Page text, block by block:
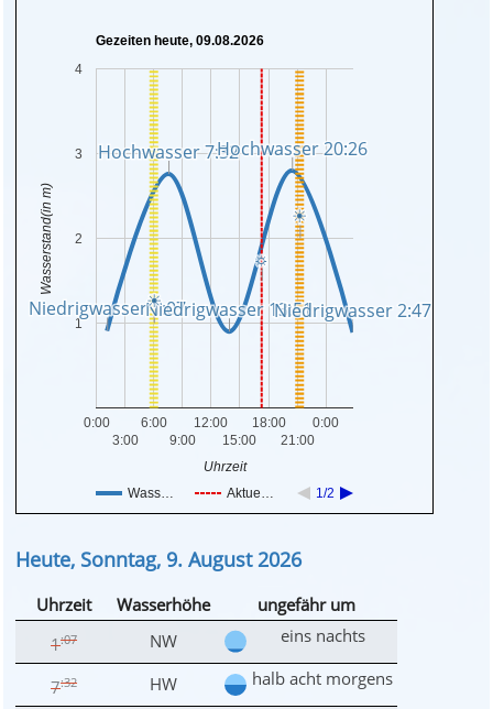
Gezeiten heute, 09.08.2026
Wass… Aktue… 1/2
0:00
3:00
6:00
9:00
12:00
15:00
18:00
21:00
0:00
1
2
3
4
Niedrigwasser 1:07
Niedrigwasser 1:07
Hochwasser 7:32
Hochwasser 7:32
Niedrigwasser 13:51
Niedrigwasser 13:51
Hochwasser 20:26
Hochwasser 20:26
Niedrigwasser 2:47
Niedrigwasser 2:47
☼
☼
☀
☀
☀
☀
Uhrzeit
Wasserstand(in m)
Heute, Sonntag, 9. August 2026
Uhrzeit Wasserhöhe
ungefähr um
1:07 NW eins nachts
7:32 HW halb acht morgens